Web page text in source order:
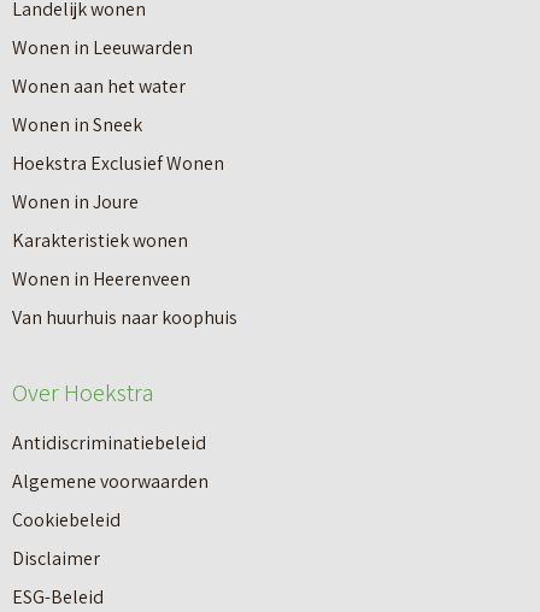
r
I
n
8
s
t
a
p
p
n
n
a
a
r
e
o
v
e
r
V
a
n
n
e
Landelijk wonen
Wonen in Leeuwarden
Wonen aan het water
Wonen in Sneek
Hoekstra Exclusief Wonen
Wonen in Joure
Karakteristiek wonen
Wonen in Heerenveen
Van huurhuis naar koophuis
Over Hoekstra
Antidiscriminatiebeleid
Algemene voorwaarden
Cookiebeleid
Disclaimer
ESG-Beleid